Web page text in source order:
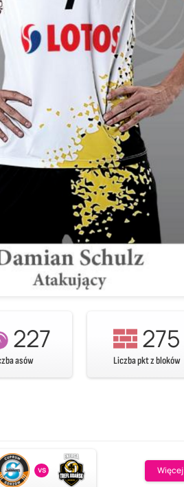
227
asów
275
Liczba pkt z bloków
vs Więcej